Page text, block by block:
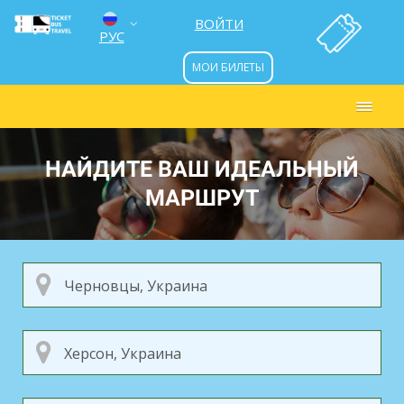
РУС
ENG
УКР
ВОЙТИ
МОИ БИЛЕТЫ
НАЙДИТЕ ВАШ ИДЕАЛЬНЫЙ
МАРШРУТ